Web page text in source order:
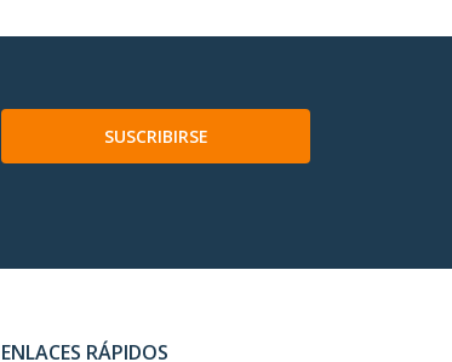
SUSCRIBIRSE
ENLACES RÁPIDOS